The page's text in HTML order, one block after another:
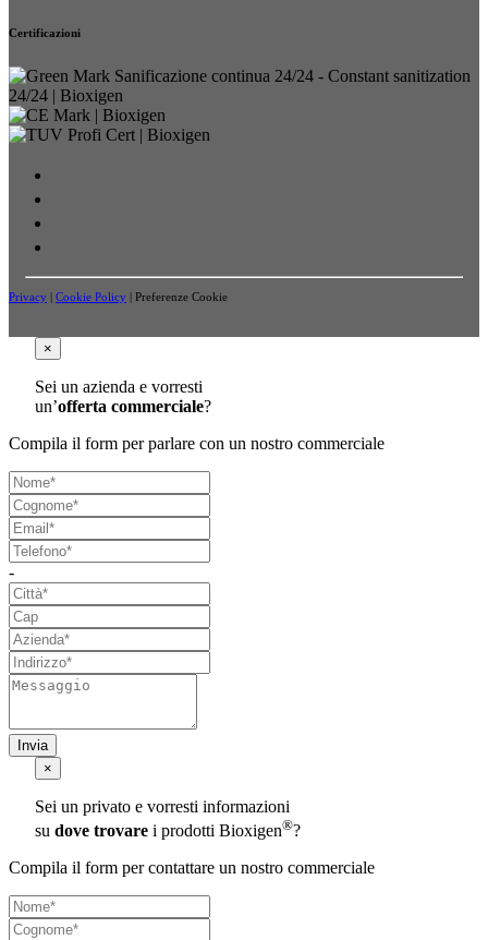
Certificazioni
Privacy | Cookie Policy | Preferenze Cookie
×
Sei un azienda e vorresti
un’offerta commerciale?
Compila il form per parlare con un nostro commerciale
-
Invia
×
Sei un privato e vorresti informazioni
su dove trovare i prodotti Bioxigen®?
Compila il form per contattare un nostro commerciale